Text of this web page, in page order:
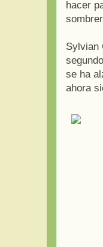
hacer
Sylvian
se ha
ahora